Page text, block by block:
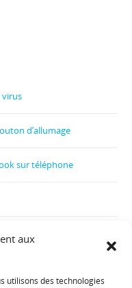
aux
utilisons des technologies
virus
d’allumage
sur téléphone